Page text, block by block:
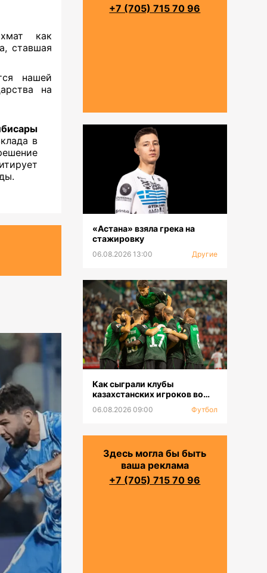
как
ставшая
нашей
на
в
+7 (705) 715 70 96
«Астана» взяла грека на
стажировку
06.08.2026 13:00 Другие
Как сыграли клубы
казахстанских игроков во
06.08.2026 09:00 Футбол
Здесь могла бы быть
ваша реклама
+7 (705) 715 70 96